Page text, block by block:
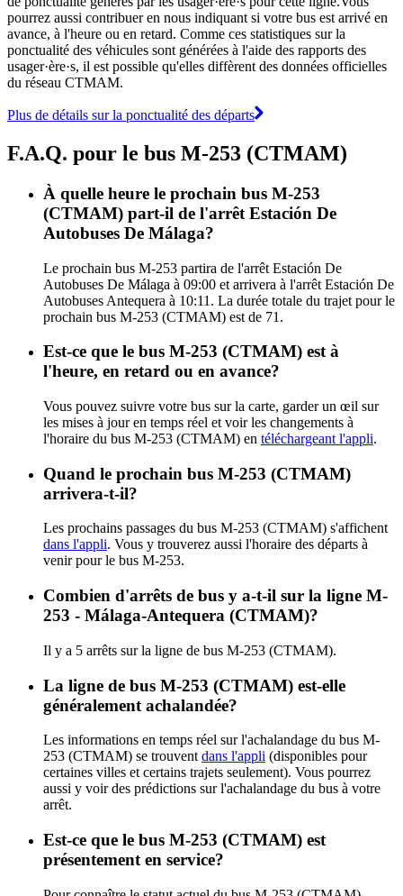
pourrez aussi contribuer en nous indiquant si votre bus est arrivé en
avance, à l'heure ou en retard. Comme ces statistiques sur la
ponctualité des véhicules sont générées à l'aide des rapports des
usager·ère·s, il est possible qu'elles diffèrent des données officielles
du réseau CTMAM.
Plus de détails sur la ponctualité des départs
F.A.Q. pour le bus M-253 (CTMAM)
À quelle heure le prochain bus M-253
(CTMAM) part-il de l'arrêt Estación De
Autobuses De Málaga?
Le prochain bus M-253 partira de l'arrêt Estación De
Autobuses De Málaga à 09:00 et arrivera à l'arrêt Estación De
Autobuses Antequera à 10:11. La durée totale du trajet pour le
prochain bus M-253 (CTMAM) est de 71.
Est-ce que le bus M-253 (CTMAM) est à
l'heure, en retard ou en avance?
Vous pouvez suivre votre bus sur la carte, garder un œil sur
les mises à jour en temps réel et voir les changements à
l'horaire du bus M-253 (CTMAM) en téléchargeant l'appli.
Quand le prochain bus M-253 (CTMAM)
arrivera-t-il?
Les prochains passages du bus M-253 (CTMAM) s'affichent
dans l'appli. Vous y trouverez aussi l'horaire des départs à
venir pour le bus M-253.
Combien d'arrêts de bus y a-t-il sur la ligne M-
253 - Málaga-Antequera (CTMAM)?
Il y a 5 arrêts sur la ligne de bus M-253 (CTMAM).
La ligne de bus M-253 (CTMAM) est-elle
généralement achalandée?
Les informations en temps réel sur l'achalandage du bus M-
253 (CTMAM) se trouvent dans l'appli (disponibles pour
certaines villes et certains trajets seulement). Vous pourrez
aussi y voir des prédictions sur l'achalandage du bus à votre
arrêt.
Est-ce que le bus M-253 (CTMAM) est
présentement en service?